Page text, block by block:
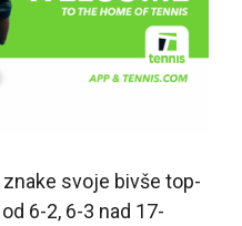
svoje bivše top-
6-2, 6-3 nad 17-